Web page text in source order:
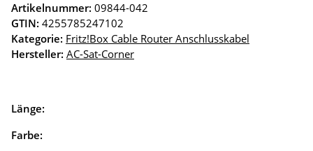
Artikelnummer: 09844-042
GTIN: 4255785247102
Kategorie: Fritz!Box Cable Router Anschlusskabel
Hersteller: AC-Sat-Corner
Länge:
Farbe: